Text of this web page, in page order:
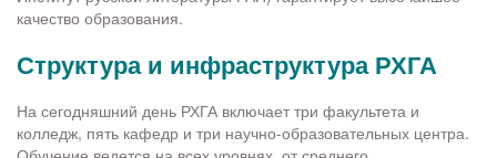
качество образования.
Структура и инфраструктура РХГА
На сегодняшний день РХГА включает три факультета и
колледж, пять кафедр и три научно-образовательных центра.